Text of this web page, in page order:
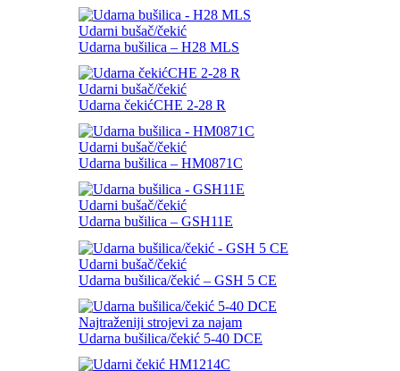
Udarni bušač/čekić
Udarna bušilica – H28 MLS
Udarni bušač/čekić
Udarna čekićCHE 2-28 R
Udarni bušač/čekić
Udarna bušilica – HM0871C
Udarni bušač/čekić
Udarna bušilica – GSH11E
Udarni bušač/čekić
Udarna bušilica/čekić – GSH 5 CE
Najtraženiji strojevi za najam
Udarna bušilica/čekić 5-40 DCE